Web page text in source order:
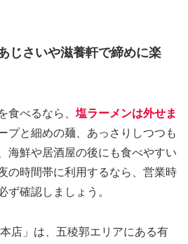
じさいや滋養軒で締めに楽
食べるなら、 塩ラーメンは外せま
プと細めの麺、あっさりしつつも
海鮮や居酒屋の後にも食べやすい
の時間帯に利用するなら、営業時
ず確認しましょう。
店」は、五稜郭エリアにある有